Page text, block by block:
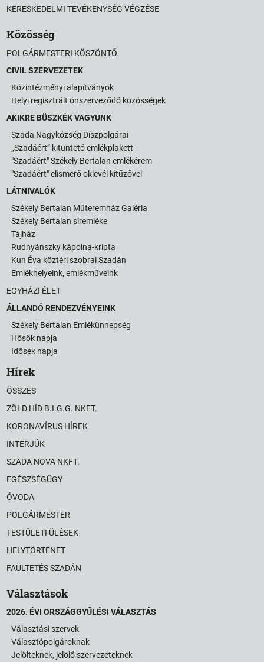
KERESKEDELMI TEVÉKENYSÉG VÉGZÉSE
Közösség
POLGÁRMESTERI KÖSZÖNTŐ
CIVIL SZERVEZETEK
Közintézményi alapítványok
Helyi regisztrált önszerveződő közösségek
AKIKRE BÜSZKÉK VAGYUNK
Szada Nagyközség Díszpolgárai
„Szadáért” kitüntető emlékplakett
"Szadáért" Székely Bertalan emlékérem
"Szadáért" elismerő oklevél kitűzővel
LÁTNIVALÓK
Székely Bertalan Műteremház Galéria
Székely Bertalan síremléke
Tájház
Rudnyánszky kápolna-kripta
Kun Éva köztéri szobrai Szadán
Emlékhelyeink, emlékműveink
EGYHÁZI ÉLET
ÁLLANDÓ RENDEZVÉNYEINK
Székely Bertalan Emlékünnepség
Hősök napja
Idősek napja
Hírek
ÖSSZES
ZÖLD HÍD B.I.G.G. NKFT.
KORONAVÍRUS HÍREK
INTERJÚK
SZADA NOVA NKFT.
EGÉSZSÉGÜGY
ÓVODA
POLGÁRMESTER
TESTÜLETI ÜLÉSEK
HELYTÖRTÉNET
FAÜLTETÉS SZADÁN
Választások
2026. ÉVI ORSZÁGGYŰLÉSI VÁLASZTÁS
Választási szervek
Választópolgároknak
Jelölteknek, jelölő szervezeteknek